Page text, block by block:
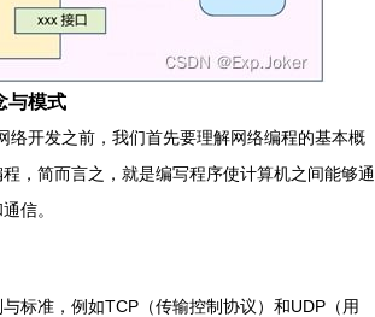
与模式
络开发之前，我们首先要理解网络编程的基本概
，简而言之，就是编写程序使计算机之间能够通
信。
与标准，例如TCP（传输控制协议）和UDP（用